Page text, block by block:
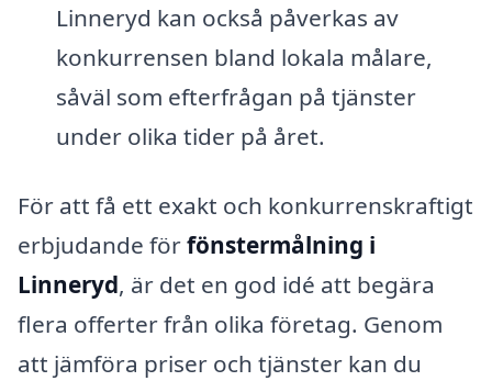
Linneryd kan också påverkas av
konkurrensen bland lokala målare,
såväl som efterfrågan på tjänster
under olika tider på året.
För att få ett exakt och konkurrenskraftigt
erbjudande förfönstermålning i
Linneryd, är det en god idé att begära
flera offerter från olika företag. Genom
att jämföra priser och tjänster kan du